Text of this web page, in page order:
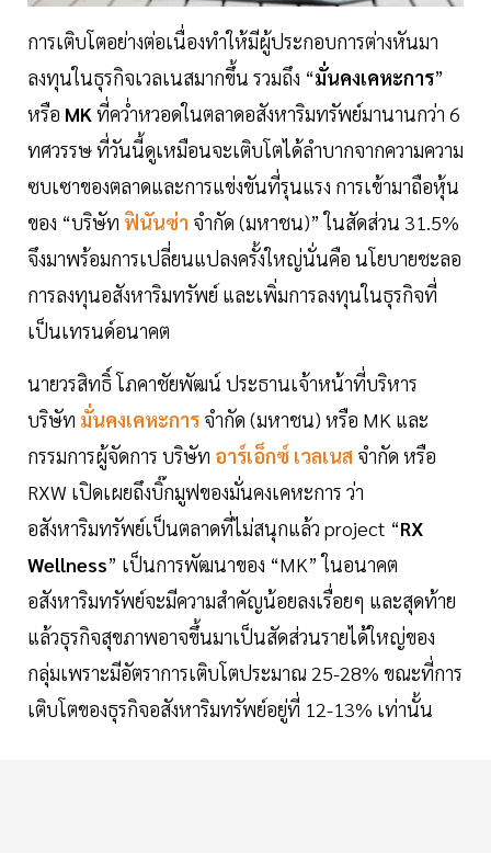
การเติบโตอย่างต่อเนื่องทำให้มีผู้ประกอบการต่างหันมา
ลงทุนในธุรกิจเวลเนสมากขึ้น รวมถึง “มั่นคงเคหะการ”
หรือ MK ที่คว่ำหวอดในตลาดอสังหาริมทรัพย์มานานกว่า 6
ทศวรรษ ที่วันนี้ดูเหมือนจะเติบโตได้ลำบากจากความความ
ซบเซาของตลาดและการแข่งขันที่รุนแรง การเข้ามาถือหุ้น
ของ “บริษัท ฟินันซ่า จำกัด (มหาชน)” ในสัดส่วน 31.5%
จึงมาพร้อมการเปลี่ยนแปลงครั้งใหญ่นั่นคือ นโยบายชะลอ
การลงทุนอสังหาริมทรัพย์ และเพิ่มการลงทุนในธุรกิจที่
เป็นเทรนด์อนาคต
นายวรสิทธิ์ โภคาชัยพัฒน์ ประธานเจ้าหน้าที่บริหาร
บริษัท มั่นคงเคหะการ จำกัด (มหาชน) หรือ MK และ
กรรมการผู้จัดการ บริษัท อาร์เอ็กซ์ เวลเนส จำกัด หรือ
RXW เปิดเผยถึงบิ๊กมูฟของมั่นคงเคหะการ ว่า
อสังหาริมทรัพย์เป็นตลาดที่ไม่สนุกแล้ว project “RX
Wellness” เป็นการพัฒนาของ “MK” ในอนาคต
อสังหาริมทรัพย์จะมีความสำคัญน้อยลงเรื่อยๆ และสุดท้าย
แล้วธุรกิจสุขภาพอาจขึ้นมาเป็นสัดส่วนรายได้ใหญ่ของ
กลุ่มเพราะมีอัตราการเติบโตประมาณ 25-28% ขณะที่การ
เติบโตของธุรกิจอสังหาริมทรัพย์อยู่ที่ 12-13% เท่านั้น